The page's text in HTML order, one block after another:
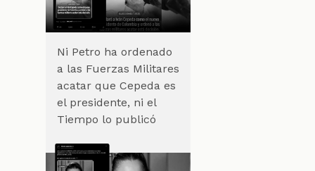
Ni Petro ha ordenado
a las Fuerzas Militares
acatar que Cepeda es
el presidente, ni el
Tiempo lo publicó